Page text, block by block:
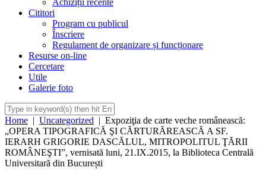
Cititori
Program cu publicul
Înscriere
Regulament de organizare și funcționare
Resurse on-line
Cercetare
Utile
Galerie foto
Home | Uncategorized | Expoziţia de carte veche românească:
„OPERA TIPOGRAFICĂ ŞI CĂRTURĂREASCĂ A SF.
IERARH GRIGORIE DASCĂLUL, MITROPOLITUL ŢĂRII
ROMÂNEŞTI”, vernisată luni, 21.IX.2015, la Biblioteca Centrală
Universitară din București